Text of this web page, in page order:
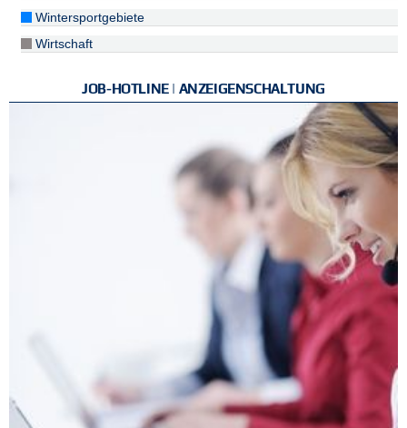
Wintersportgebiete
Wirtschaft
JOB-HOTLINE | ANZEIGENSCHALTUNG